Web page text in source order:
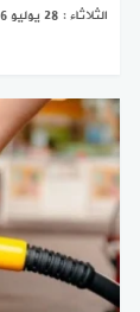
الثلاثاء : 28 يوليو 2026